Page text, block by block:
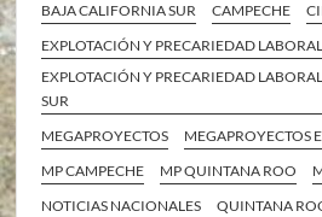
BAJA CALIFORNIA SUR CAMPECHE
EXPLOTACIÓN Y PRECARIEDAD LABORAL
EXPLOTACIÓN Y PRECARIEDAD
SUR
MEGAPROYECTOS
MEGAPROYECTOS
MP CAMPECHE
MP QUINTANA ROO
NOTICIAS NACIONALES
QUINTANA